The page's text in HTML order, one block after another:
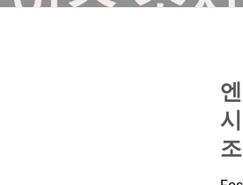
제조업체
웨이홍다는 고품질 엔터프라이즈 소시지
퍼 제조업체 및 공급업체입니다. 당사의 제